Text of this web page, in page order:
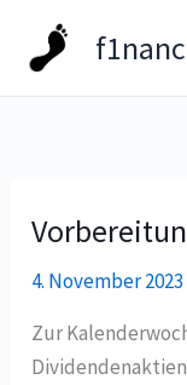
Inhalt
4. November 2023
Zur
Vorbereitung
KW
3/2024